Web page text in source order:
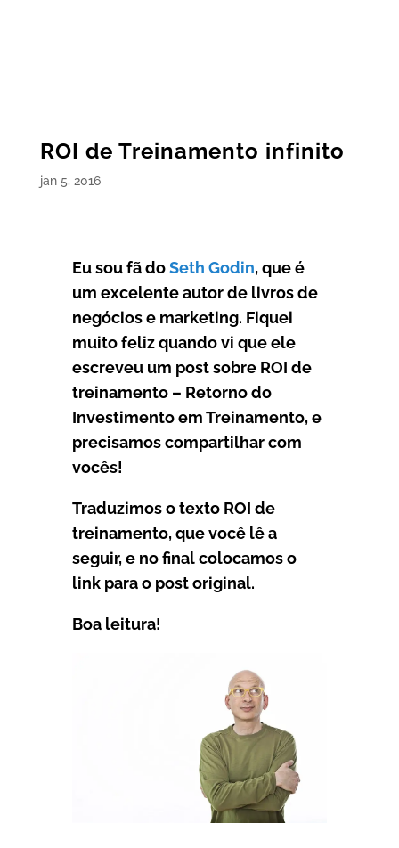
ROI de Treinamento infinito
jan 5, 2016
Eu sou fã doSeth Godin, que é
um excelente autor de livros de
negócios e marketing. Fiquei
muito feliz quando vi que ele
escreveu um post sobre ROI de
treinamento – Retorno do
Investimento em Treinamento, e
precisamos compartilhar com
vocês!
Traduzimos o texto ROI de
treinamento, que você lê a
seguir, e no final colocamos o
link para o post original.
Boa leitura!